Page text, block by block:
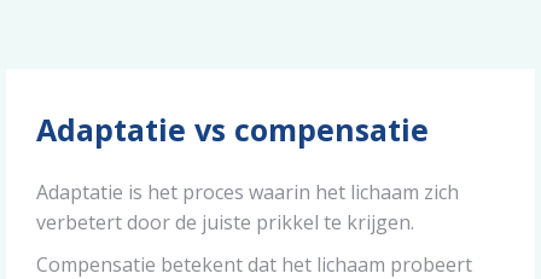
Adaptatie vs compensatie
Adaptatie is het proces waarin het lichaam zich
verbetert door de juiste prikkel te krijgen.
Compensatie betekent dat het lichaam probeert